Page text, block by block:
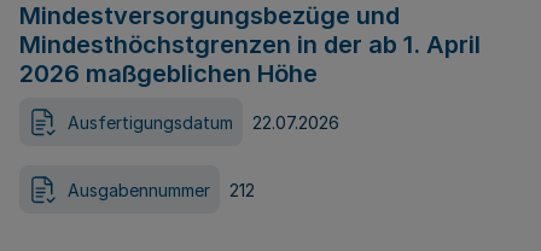
Mindestversorgungsbezüge und
Mindesthöchstgrenzen in der ab 1. April
2026 maßgeblichen Höhe
Ausfertigungsdatum 22.07.2026
Ausgabennummer 212